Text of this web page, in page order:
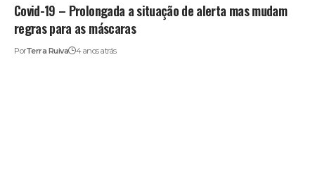
Covid-19 – Prolongada a situação de alerta mas mudam
regras para as máscaras
PorTerra Ruiva 4 anos atrás